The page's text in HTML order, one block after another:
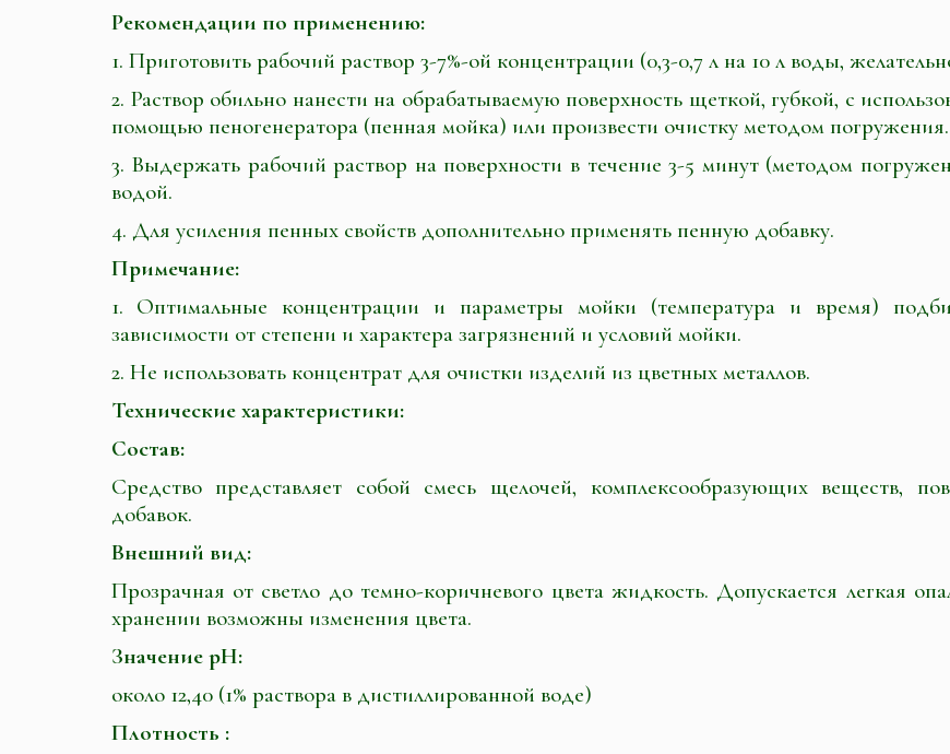
Рекомендации по применению:
1. Приготовить рабочий раствор 3-7%-ой концентрации (0,3-0,7 л на 10 л воды,
2. Раствор обильно нанести на обрабатываемую поверхность щеткой, губкой, с
помощью пеногенератора (пенная мойка) или произвести очистку методом погружения.
3. Выдержать рабочий раствор на поверхности в течение 3-5 минут (методом
водой.
4. Для усиления пенных свойств дополнительно применять пенную добавку.
Примечание:
1. Оптимальные концентрации и параметры мойки (температура и время)
зависимости от степени и характера загрязнений и условий мойки.
2. Не использовать концентрат для очистки изделий из цветных металлов.
Технические характеристики:
Состав:
Средство представляет собой смесь щелочей, комплексообразующих веществ,
добавок.
Внешний вид:
Прозрачная от светло до темно-коричневого цвета жидкость. Допускается легкая
хранении возможны изменения цвета.
Значение pH:
около 12,40 (1% раствора в дистиллированной воде)
Плотность :